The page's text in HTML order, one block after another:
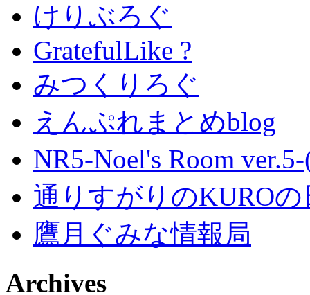
けりぶろぐ
GratefulLike ?
みつくりろぐ
えんぷれまとめblog
NR5-Noel's Room
通りすがりのKURO
鷹月ぐみな情報局
Archives